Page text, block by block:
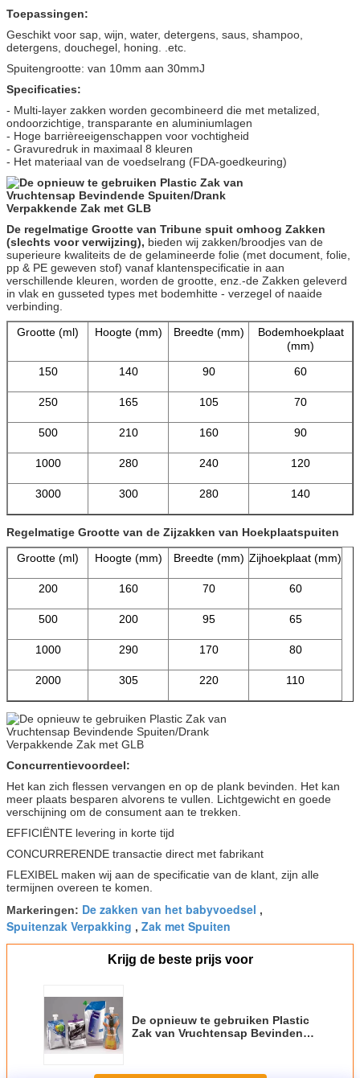
Toepassingen:
Geschikt voor sap, wijn, water, detergens, saus, shampoo,
detergens, douchegel, honing. .etc.
Spuitengrootte: van 10mm aan 30mmJ
Specificaties:
- Multi-layer zakken worden gecombineerd die met metalized,
ondoorzichtige, transparante en aluminiumlagen
- Hoge barrièreeigenschappen voor vochtigheid
- Gravuredruk in maximaal 8 kleuren
- Het materiaal van de voedselrang (FDA-goedkeuring)
De regelmatige Grootte van Tribune spuit omhoog Zakken
(slechts voor verwijzing), bieden wij zakken/broodjes van de
superieure kwaliteits de de gelamineerde folie (met document, folie,
pp & PE geweven stof) vanaf klantenspecificatie in aan
verschillende kleuren, worden de grootte, enz.-de Zakken geleverd
in vlak en gusseted types met bodemhitte - verzegel of naaide
verbinding.
Grootte (ml)
Hoogte (mm) Breedte (mm)
Bodemhoekplaat
(mm)
150
140 90 60
250 165 105 70
500 210 160 90
1000 280 240 120
3000 300 280 140
Regelmatige Grootte van de Zijzakken van Hoekplaatspuiten
Grootte (ml)
Hoogte (mm) Breedte (mm) Zijhoekplaat (mm)
200 160 70 60
500 200 95 65
1000 290 170 80
2000 305 220 110
Concurrentievoordeel:
Het kan zich flessen vervangen en op de plank bevinden. Het kan
meer plaats besparen alvorens te vullen. Lichtgewicht en goede
verschijning om de consument aan te trekken.
EFFICIËNTE levering in korte tijd
CONCURRERENDE transactie direct met fabrikant
FLEXIBEL maken wij aan de specificatie van de klant, zijn alle
termijnen overeen te komen.
Markeringen: De zakken van het babyvoedsel ,
Spuitenzak Verpakking , Zak met Spuiten
Krijg de beste prijs voor
De opnieuw te gebruiken Plastic
Zak van Vruchtensap Bevindende